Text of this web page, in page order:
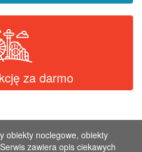
za darmo
obiekty noclegowe, obiekty
zawiera opis ciekawych